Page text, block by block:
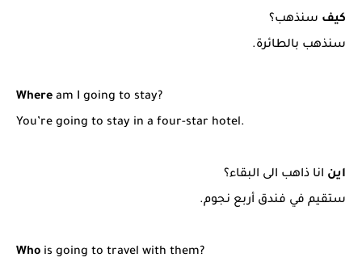
كيف سنذهب؟
سنذهب بالطائرة.
Where am I going to stay?
You’re going to stay in a four-star hotel.
اين انا ذاهب الى البقاء؟
ستقيم في فندق أربع نجوم.
Who is going to travel with them?